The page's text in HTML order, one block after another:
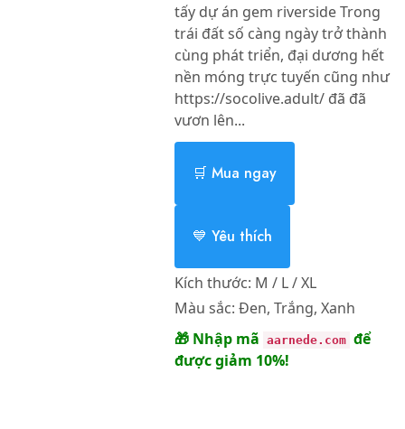
tấy dự án gem riverside Trong
trái đất số càng ngày trở thành
cùng phát triển, đại dương hết
nền móng trực tuyến cũng như
https://socolive.adult/ đã đã
vươn lên...
🛒 Mua ngay
💙 Yêu thích
Kích thước: M / L / XL
Màu sắc: Đen, Trắng, Xanh
🎁 Nhập mã aarnede.com để
được giảm 10%!